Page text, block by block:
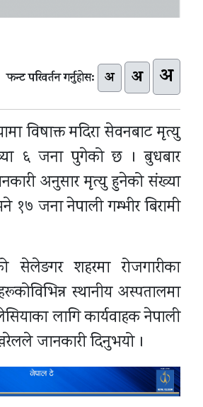
फन्ट परिवर्तन गर्नुहोस: अ अ अ
विषाक्त मदिरा सेवनबाट मृत्यु
६ जना पुगेको छ । बुधबार
अनुसार मृत्यु हुनेको संख्या
जना नेपाली गम्भीर बिरामी
सेलेङगर शहरमा रोजगारीका
स्थानीय अस्पतालमा
लागि कार्यवाहक नेपाली
जानकारी दिनुभयो ।